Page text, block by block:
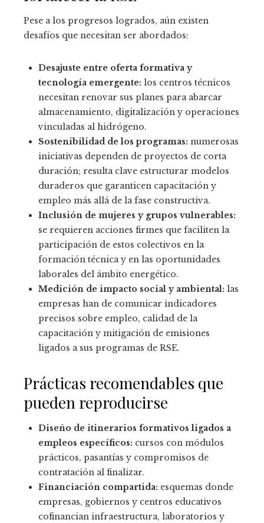
Pese a los progresos logrados, aún existen
desafíos que necesitan ser abordados:
Desajuste entre oferta formativa y
tecnología emergente: los centros técnicos
necesitan renovar sus planes para abarcar
almacenamiento, digitalización y operaciones
vinculadas al hidrógeno.
Sostenibilidad de los programas: numerosas
iniciativas dependen de proyectos de corta
duración; resulta clave estructurar modelos
duraderos que garanticen capacitación y
empleo más allá de la fase constructiva.
Inclusión de mujeres y grupos vulnerables:
se requieren acciones firmes que faciliten la
participación de estos colectivos en la
formación técnica y en las oportunidades
laborales del ámbito energético.
Medición de impacto social y ambiental: las
empresas han de comunicar indicadores
precisos sobre empleo, calidad de la
capacitación y mitigación de emisiones
ligados a sus programas de RSE.
Prácticas recomendables que
pueden reproducirse
Diseño de itinerarios formativos ligados a
empleos específicos: cursos con módulos
prácticos, pasantías y compromisos de
contratación al finalizar.
Financiación compartida: esquemas donde
empresas, gobiernos y centros educativos
cofinancian infraestructura, laboratorios y